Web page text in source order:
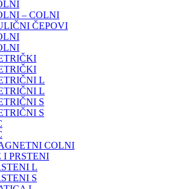
– COLNI
ČEPOVI
L
L
S
S
COLNI
I PRSTENI
L
S